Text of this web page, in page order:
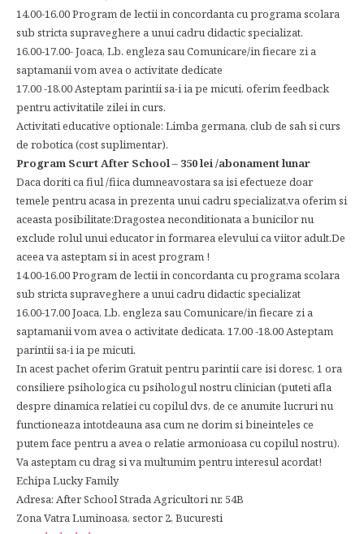
14.00-16.00 Program de lectii in concordanta cu programa scolara
sub stricta supraveghere a unui cadru didactic specializat.
16.00-17.00- Joaca, Lb. engleza sau Comunicare/in fiecare zi a
saptamanii vom avea o activitate dedicate
17.00 -18.00 Asteptam parintii sa-i ia pe micuti, oferim feedback
pentru activitatile zilei in curs.
Activitati educative optionale: Limba germana, club de sah si curs
de robotica (cost suplimentar).
Program Scurt After School – 350 lei /abonament lunar
Daca doriti ca fiul /fiica dumneavostara sa isi efectueze doar
temele pentru acasa in prezenta unui cadru specializat,va oferim si
aceasta posibilitate:Dragostea neconditionata a bunicilor nu
exclude rolul unui educator in formarea elevului ca viitor adult.De
aceea va asteptam si in acest program !
14.00-16.00 Program de lectii in concordanta cu programa scolara
sub stricta supraveghere a unui cadru didactic specializat
16.00-17.00 Joaca, Lb. engleza sau Comunicare/in fiecare zi a
saptamanii vom avea o activitate dedicata. 17.00 -18.00 Asteptam
parintii sa-i ia pe micuti.
In acest pachet oferim Gratuit pentru parintii care isi doresc, 1 ora
consiliere psihologica cu psihologul nostru clinician (puteti afla
despre dinamica relatiei cu copilul dvs, de ce anumite lucruri nu
functioneaza intotdeauna asa cum ne dorim si bineinteles ce
putem face pentru a avea o relatie armonioasa cu copilul nostru).
Va asteptam cu drag si va multumim pentru interesul acordat!
Echipa Lucky Family
Adresa: After School Strada Agricultori nr. 54B
Zona Vatra Luminoasa, sector 2, Bucuresti